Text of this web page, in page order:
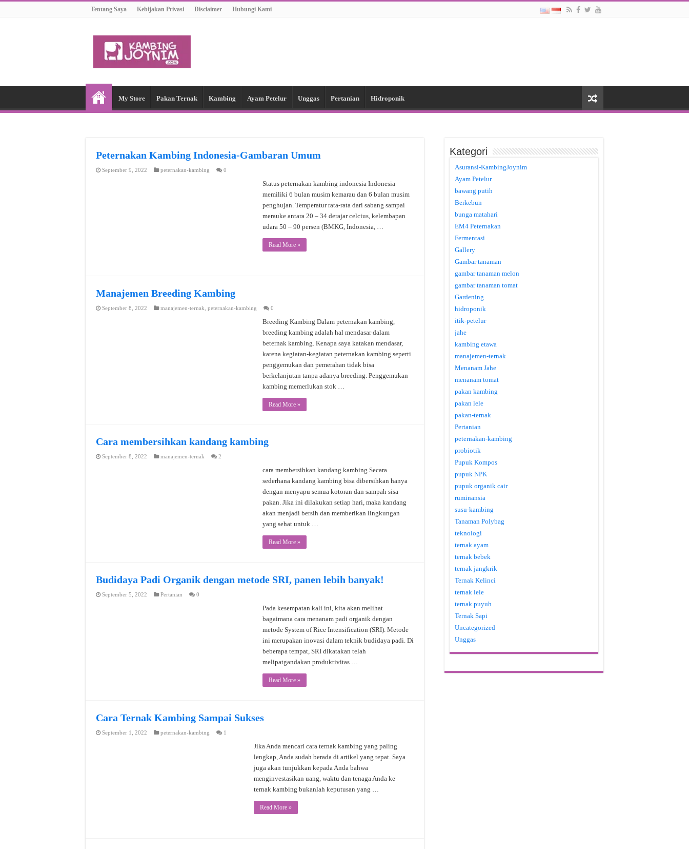
Tentang Saya Kebijakan Privasi Disclaimer Hubungi Kami
My Store Pakan Ternak Kambing Ayam Petelur Unggas Pertanian Hidroponik
Peternakan Kambing Indonesia-Gambaran Umum
September 9, 2022 peternakan-kambing 0
Status peternakan kambing indonesia Indonesia
memiliki 6 bulan musim kemarau dan 6 bulan musim
penghujan. Temperatur rata-rata dari sabang sampai
merauke antara 20 – 34 derajar celcius, kelembapan
udara 50 – 90 persen (BMKG, Indonesia, …
Read More »
Manajemen Breeding Kambing
September 8, 2022 manajemen-ternak peternakan-kambing 0
Breeding Kambing Dalam peternakan kambing,
breeding kambing adalah hal mendasar dalam
beternak kambing. Kenapa saya katakan mendasar,
karena kegiatan-kegiatan peternakan kambing seperti
penggemukan dan pemerahan tidak bisa
berkelanjutan tanpa adanya breeding. Penggemukan
kambing memerlukan stok …
Read More »
Cara membersihkan kandang kambing
September 8, 2022 manajemen-ternak 2
cara membersihkan kandang kambing Secara
sederhana kandang kambing bisa dibersihkan hanya
dengan menyapu semua kotoran dan sampah sisa
pakan. Jika ini dilakukan setiap hari, maka kandang
akan menjadi bersih dan memberikan lingkungan
yang sehat untuk …
Read More »
Budidaya Padi Organik dengan metode SRI, panen lebih banyak!
September 5, 2022 Pertanian 0
Pada kesempatan kali ini, kita akan melihat
bagaimana cara menanam padi organik dengan
metode System of Rice Intensification (SRI). Metode
ini merupakan inovasi dalam teknik budidaya padi. Di
beberapa tempat, SRI dikatakan telah
melipatgandakan produktivitas …
Read More »
Cara Ternak Kambing Sampai Sukses
September 1, 2022 peternakan-kambing 1
Jika Anda mencari cara ternak kambing yang paling
lengkap, Anda sudah berada di artikel yang tepat. Saya
juga akan tunjukkan kepada Anda bahwa
menginvestasikan uang, waktu dan tenaga Anda ke
ternak kambing bukanlah keputusan yang …
Read More »
Kategori
Asuransi-KambingJoynim
Ayam Petelur
bawang putih
Berkebun
bunga matahari
EM4 Peternakan
Fermentasi
Gallery
Gambar tanaman
gambar tanaman melon
gambar tanaman tomat
Gardening
hidroponik
itik-petelur
jahe
kambing etawa
manajemen-ternak
Menanam Jahe
menanam tomat
pakan kambing
pakan lele
pakan-ternak
Pertanian
peternakan-kambing
probiotik
Pupuk Kompos
pupuk NPK
pupuk organik cair
ruminansia
susu-kambing
Tanaman Polybag
teknologi
ternak ayam
ternak bebek
ternak jangkrik
Ternak Kelinci
ternak lele
ternak puyuh
Ternak Sapi
Uncategorized
Unggas